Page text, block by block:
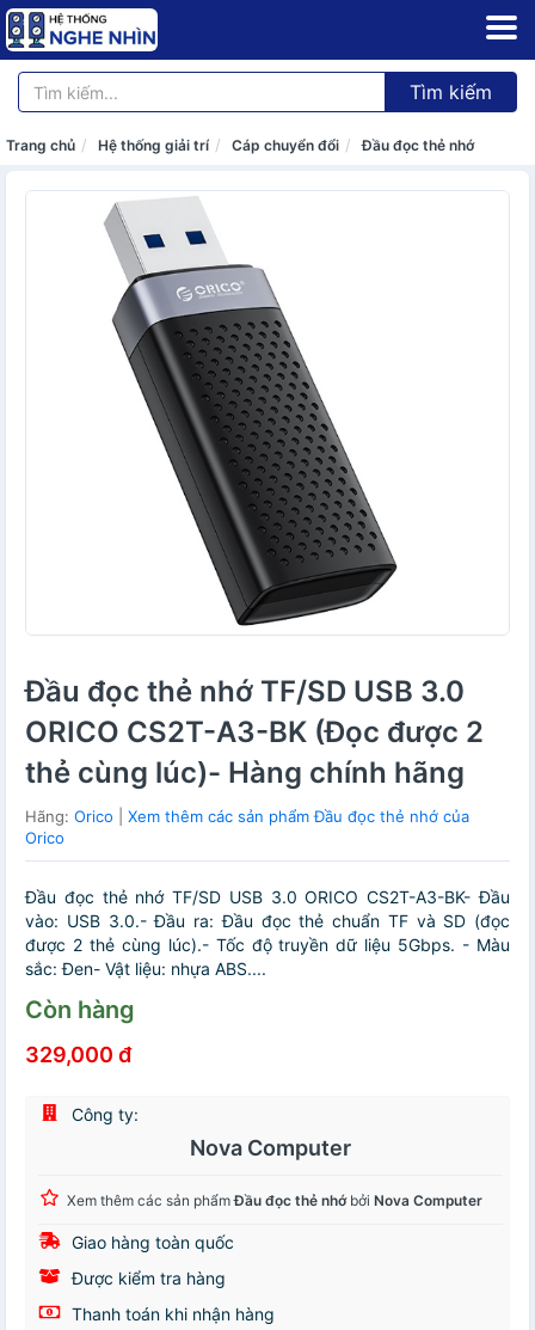
Tìm kiếm
Trang chủ Hệ thống giải trí Cáp chuyển đổi Đầu đọc thẻ nhớ
Đầu đọc thẻ nhớ TF/SD USB 3.0
ORICO CS2T-A3-BK (Đọc được 2
thẻ cùng lúc)- Hàng chính hãng
Hãng: Orico
Xem thêm các sản phẩm Đầu đọc thẻ nhớ của
Orico
Đầu đọc thẻ nhớ TF/SD USB 3.0 ORICO CS2T-A3-BK- Đầu
vào: USB 3.0.- Đầu ra: Đầu đọc thẻ chuẩn TF và SD (đọc
được 2 thẻ cùng lúc).- Tốc độ truyền dữ liệu 5Gbps. - Màu
sắc: Đen- Vật liệu: nhựa ABS....
Còn hàng
329,000 đ
Công ty:
Nova Computer
Xem thêm các sản phẩmĐầu đọc thẻ nhớbởi Nova Computer
Giao hàng toàn quốc
Được kiểm tra hàng
Thanh toán khi nhận hàng